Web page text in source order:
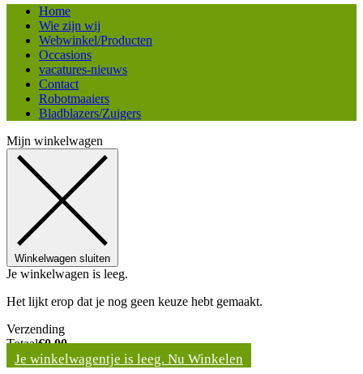
Home
Wie zijn wij
Webwinkel/Producten
Occasions
vacatures-nieuws
Contact
Robotmaaiers
Bladblazers/Zuigers
Mijn winkelwagen
Winkelwagen sluiten
Je winkelwagen is leeg.
Het lijkt erop dat je nog geen keuze hebt gemaakt.
Verzending
Totaal€0,00
Je winkelwagentje is leeg. Nu Winkelen